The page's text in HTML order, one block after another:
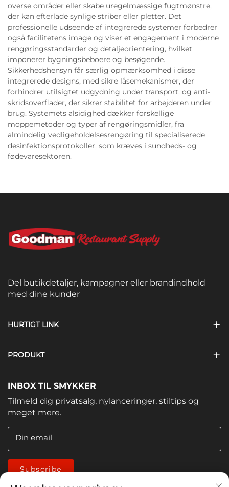
overse områder eller skabe uregelmæssige fugtmønstre,
der kan efterlade synlige striber eller pletter. Det
professionelle udseende af integrerede systemer forbedrer
også facilitetens image og viser et engagement i moderne
rengøringsstandarder og detaljeorientering, hvilket
imponerer bygningsbeboere og besøgende.
Sikkerhedshensyn får særlig opmærksomhed i disse
integrerede designs, med sikre låsemekanismer, der
forhindrer utilsigtet udgydning under transport, og anti-
skridsoverflader, der sikrer stabilitet for arbejderen under
brug. Systemets alsidighed dækker forskellige
moppemetoder og typer af rengøringsmidler, fra
almindelig vedligeholdelsesrengøring til specialiserede
desinfektionsprotokoller, som kræves i sundheds- og
fødevaresektoren.
Del butikdetaljer, kampagner eller brandindhold
med dine kunder
HURTIGT LINK
PRODUKT
INBOX TIL SMYKKER
Tilmeld dig privatsalg, nylanceringer, stiltips og
meget mere.
Din email
Subscribe